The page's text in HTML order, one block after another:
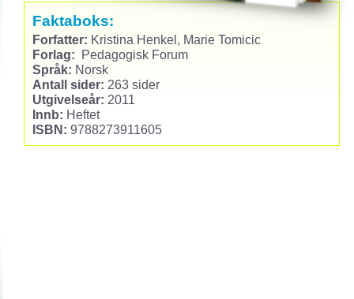
Faktaboks:
Forfatter: Kristina Henkel, Marie Tomicic
Forlag: Pedagogisk Forum
Språk: Norsk
Antall sider: 263 sider
Utgivelseår: 2011
Innb: Heftet
ISBN: 9788273911605